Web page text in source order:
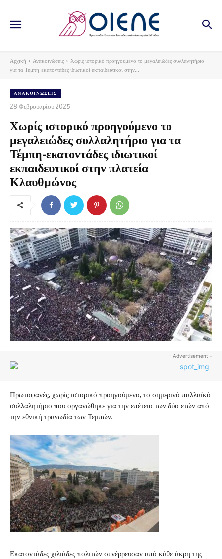
Αρχική Ανακοινώσεις
Χωρίς ιστορικό προηγούμενο το μεγαλειώδες συλλαλητήριο
για τα Τέμπη-εκατοντάδες ιδιωτικοί εκπαιδευτικοί στην...
ΑΝΑΚΟΙΝΏΣΕΙΣ
28 Φεβρουαρίου 2025
Χωρίς ιστορικό προηγούμενο το
μεγαλειώδες συλλαλητήριο για τα
Τέμπη-εκατοντάδες ιδιωτικοί
εκπαιδευτικοί στην πλατεία
Κλαυθμώνος
- Advertisement -
Πρωτοφανές, χωρίς ιστορικό προηγούμενο, το σημερινό παλλαϊκό
συλλαλητήριο που οργανώθηκε για την επέτειο των δύο ετών από
την εθνική τραγωδία των Τεμπών.
Εκατοντάδες χιλιάδες πολιτών συνέρρευσαν από κάθε άκρη της